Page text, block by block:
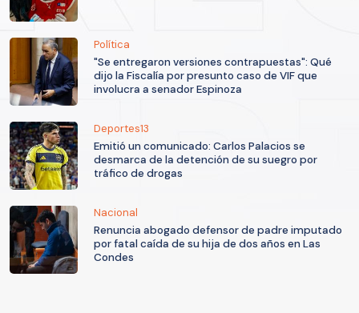
Política
"Se entregaron versiones contrapuestas": Qué
dijo la Fiscalía por presunto caso de VIF que
involucra a senador Espinoza
Deportes13
Emitió un comunicado: Carlos Palacios se
desmarca de la detención de su suegro por
tráfico de drogas
Nacional
Renuncia abogado defensor de padre imputado
por fatal caída de su hija de dos años en Las
Condes